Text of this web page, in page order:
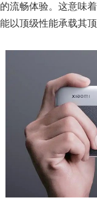
的流畅体验。这意味
能以顶级性能承载其